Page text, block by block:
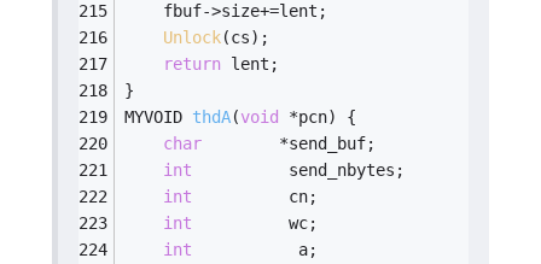
    fbuf->size+=lent;
Unlock(cs);
return lent;
}
MYVOID thdA(void *pcn)
{
char
        *send_buf;
int
          send_nbytes;
int
          cn;
int
          wc;
int
           a;